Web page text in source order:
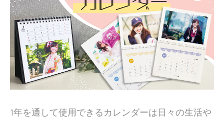
1年を通して使用できるカレンダーは日々の生活や